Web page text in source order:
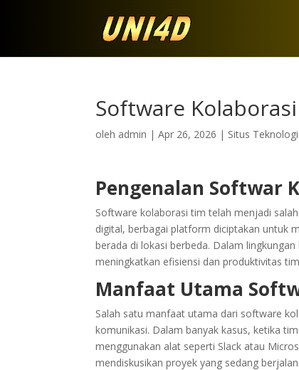
Software
oleh admin |Apr 26, 2026 | Situs
Pengenalan Softwar
Software kolaborasi tim telah menjadi
digital, berbagai platform diciptakan untuk
berada di lokasi berbeda. Dalam
meningkatkan efisiensi dan produktivitas
Manfaat Utama
Salah satu manfaat utama dari software
komunikasi. Dalam banyak kasus, ketika
menggunakan alat seperti Slack atau
mendiskusikan proyek yang sedang